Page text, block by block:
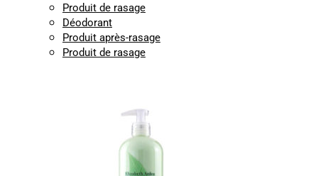
Produit de rasage
Déodorant
Produit après-rasage
Produit de rasage